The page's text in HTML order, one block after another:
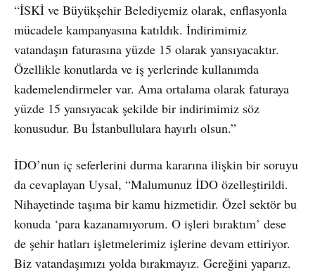
“İSKİ ve Büyükşehir Belediyemiz olarak, enflasyonla
mücadele kampanyasına katıldık. İndirimimiz
vatandaşın faturasına yüzde 15 olarak yansıyacaktır.
Özellikle konutlarda ve iş yerlerinde kullanımda
kademelendirmeler var. Ama ortalama olarak faturaya
yüzde 15 yansıyacak şekilde bir indirimimiz söz
konusudur. Bu İstanbullulara hayırlı olsun.”
İDO’nun iç seferlerini durma kararına ilişkin bir soruyu
da cevaplayan Uysal, “Malumunuz İDO özelleştirildi.
Nihayetinde taşıma bir kamu hizmetidir. Özel sektör bu
konuda ‘para kazanamıyorum. O işleri bıraktım’ dese
de şehir hatları işletmelerimiz işlerine devam ettiriyor.
Biz vatandaşımızı yolda bırakmayız. Gereğini yaparız.